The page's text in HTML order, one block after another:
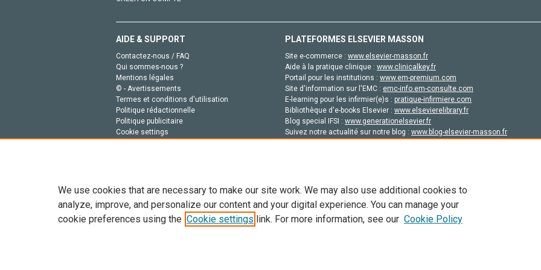
AIDE & SUPPORT
Contactez-nous / FAQ
Qui sommes-nous ?
Mentions légales
© - Avertissements
Termes et conditions d'utilisation
Politique rédactionnelle
Politique publicitaire
Cookie settings
PLATEFORMES ELSEVIER MASSON
Site e-commerce : www.elsevier-masson.fr
Aide à la pratique clinique : www.clinicalkey.fr
Portail pour les institutions : www.em-premium.com
Site d'information sur l'EMC : emc-info.em-consulte.com
E-learning pour les infirmier(e)s : pratique-infirmiere.com
Bibliothèque d'e-books Elsevier : www.elsevierelibrary.fr
Blog special IFSI : www.generationelsevier.fr
Suivez notre actualité sur notre blog : www.blog-elsevier-masson.fr
Tout le contenu de ce site: Copyright © 2026 Elsevier, ses concédants de licence et ses contributeurs. Tout les droits sont réservés,
de données, a la formation en IA et aux technologies similaires. Pour tout contenu en libre accès, les conditions de licence
We use cookies that are necessary to make our site work. We may also use additional cookies to
analyze, improve, and personalize our content and your digital experience. You can manage your
cookie preferences using the Cookie settings link. For more information, see our Cookie Policy